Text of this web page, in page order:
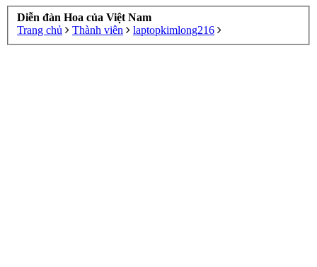
Diễn đàn Hoa của Việt Nam
Trang chủ
Thành viên laptopkimlong216